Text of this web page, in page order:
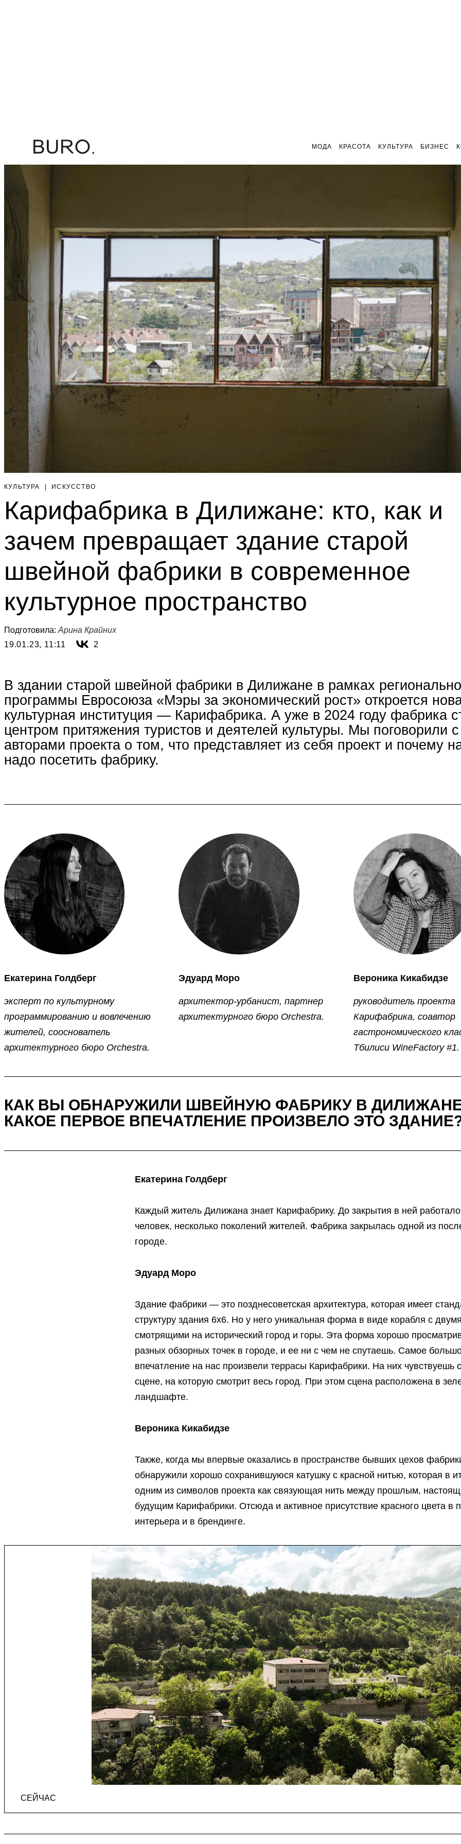
МОДА КРАСОТА КУЛЬТУРА БИЗНЕС
КУЛЬТУРА | ИСКУССТВО
Карифабрика в Дилижане: кто, как и
зачем превращает здание старой
швейной фабрики в современное
культурное пространство
Подготовила: Арина Крайних
19.01.23, 11:11
2
В здании старой швейной фабрики в Дилижане в рамках
программы Евросоюза «Мэры за экономический рост» откроется
культурная институция — Карифабрика. А уже в 2024 году фабрика
центром притяжения туристов и деятелей культуры. Мы поговорили с
авторами проекта о том, что представляет из себя проект и почему
надо посетить фабрику.
Екатерина Голдберг
эксперт по культурному
программированию и вовлечению
жителей, сооснователь
архитектурного бюро Orchestra.
Эдуард Моро
архитектор-урбанист, партнер
архитектурного бюро Orchestra.
Вероника Кикабидзе
руководитель проекта
Карифабрика, соавтор
гастрономического
Тбилиси WineFactory #1.
КАК ВЫ ОБНАРУЖИЛИ ШВЕЙНУЮ ФАБРИКУ В
КАКОЕ ПЕРВОЕ ВПЕЧАТЛЕНИЕ ПРОИЗВЕЛО ЭТО
Екатерина Голдберг
Каждый житель Дилижана знает Карифабрику. До закрытия в ней
человек, несколько поколений жителей. Фабрика закрылась одной из
городе.
Эдуард Моро
Здание фабрики — это позднесоветская архитектура, которая имеет
структуру здания 6x6. Но у него уникальная форма в виде корабля с
смотрящими на исторический город и горы. Эта форма хорошо
разных обзорных точек в городе, и ее ни с чем не спутаешь. Самое
впечатление на нас произвели террасы Карифабрики. На них чувствуешь
сцене, на которую смотрит весь город. При этом сцена расположена в
ландшафте.
Вероника Кикабидзе
Также, когда мы впервые оказались в пространстве бывших цехов
обнаружили хорошо сохранившуюся катушку с красной нитью, которая в
одним из символов проекта как связующая нить между прошлым,
будущим Карифабрики. Отсюда и активное присутствие красного цвета в
интерьера и в брендинге.
СЕЙЧАС